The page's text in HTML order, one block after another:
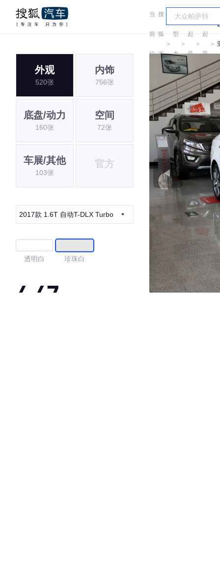
当
前
位
搜
狐
汽
车
＞
车
型
大
全
＞
起
亚
＞
起
亚
＞
外观
520张
内饰
756张
底盘/动力
160张
空间
72张
车展/其他
103张
官方
2017款 1.6T 自动T-DLX Turbo
透明白 珍珠白
4.47